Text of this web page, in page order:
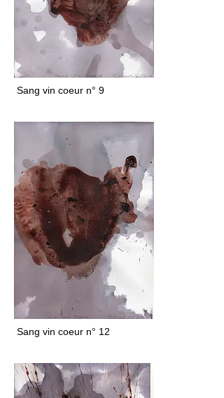
Sang vin coeur n° 9
Sang vin coeur n° 12